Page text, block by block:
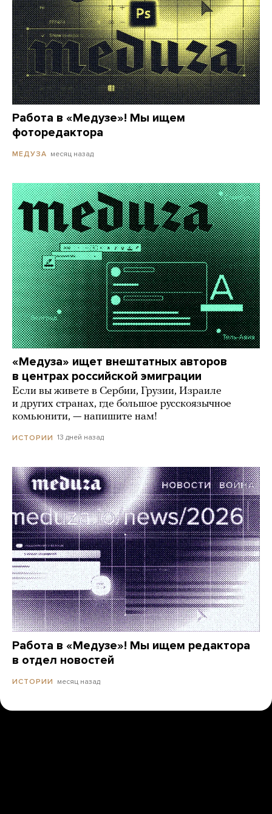
Работа в «Медузе»! Мы ищем
фоторедактора
МЕДУЗА месяц назад
«Медуза» ищет внештатных авторов
в центрах российской эмиграции
Если вы живете в Сербии, Грузии, Израиле
и других странах, где большое русскоязычное
комьюнити, — напишите нам!
ИСТОРИИ 13 дней назад
Работа в «Медузе»! Мы ищем редактора
в отдел новостей
ИСТОРИИ месяц назад